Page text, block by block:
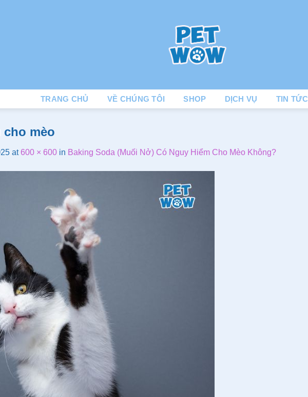
TRANG CHỦ VỀ CHÚNG TÔI SHOP DỊCH VỤ TIN TỨC
cho mèo
at600 × 600 in Baking Soda (Muối Nở) Có Nguy Hiểm Cho Mèo Không?